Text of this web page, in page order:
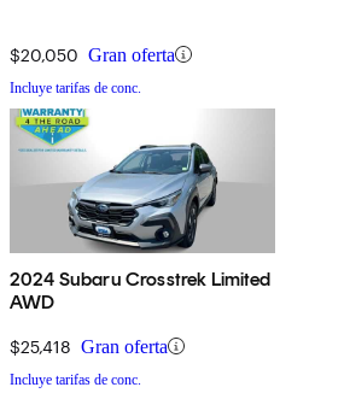
$20,050 Gran oferta
Incluye tarifas de conc.
2024 Subaru Crosstrek Limited
AWD
$25,418 Gran oferta
Incluye tarifas de conc.